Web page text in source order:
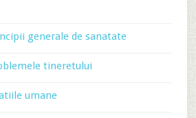
generale de sanatate
tineretului
umane